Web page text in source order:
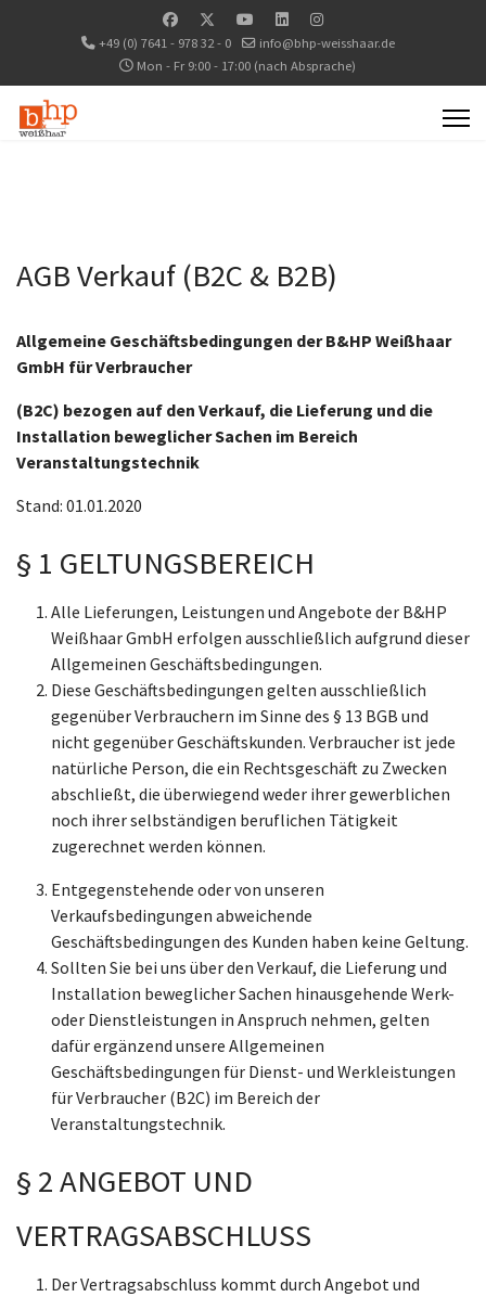
+49 (0) 7641 - 978 32 - 0
info@bhp-weisshaar.de
Mon - Fr 9:00 - 17:00 (nach Absprache)
AGB Verkauf (B2C & B2B)
Allgemeine Geschäftsbedingungen der B&HP Weißhaar
GmbH für Verbraucher
(B2C) bezogen auf den Verkauf, die Lieferung und die
Installation beweglicher Sachen im Bereich
Veranstaltungstechnik
Stand: 01.01.2020
§ 1 GELTUNGSBEREICH
Alle Lieferungen, Leistungen und Angebote der B&HP
Weißhaar GmbH erfolgen ausschließlich aufgrund dieser
Allgemeinen Geschäftsbedingungen.
Diese Geschäftsbedingungen gelten ausschließlich
gegenüber Verbrauchern im Sinne des § 13 BGB und
nicht gegenüber Geschäftskunden. Verbraucher ist jede
natürliche Person, die ein Rechtsgeschäft zu Zwecken
abschließt, die überwiegend weder ihrer gewerblichen
noch ihrer selbständigen beruflichen Tätigkeit
zugerechnet werden können.
Entgegenstehende oder von unseren
Verkaufsbedingungen abweichende
Geschäftsbedingungen des Kunden haben keine Geltung.
Sollten Sie bei uns über den Verkauf, die Lieferung und
Installation beweglicher Sachen hinausgehende Werk-
oder Dienstleistungen in Anspruch nehmen, gelten
dafür ergänzend unsere Allgemeinen
Geschäftsbedingungen für Dienst- und Werkleistungen
für Verbraucher (B2C) im Bereich der
Veranstaltungstechnik.
§ 2 ANGEBOT UND
VERTRAGSABSCHLUSS
Der Vertragsabschluss kommt durch Angebot und